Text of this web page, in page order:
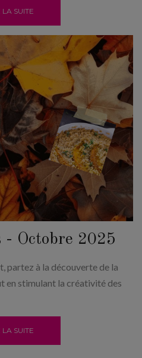
LA SUITE
Octobre 2025
partez à la découverte de la
en stimulant la créativité des
LA SUITE